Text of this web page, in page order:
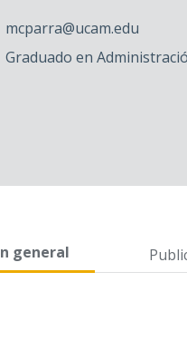
mcparra@ucam.edu
Graduado en
general